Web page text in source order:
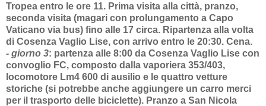
Tropea entro le ore 11. Prima visita alla città, pranzo,
seconda visita (magari con prolungamento a Capo
Vaticano via bus) fino alle 17 circa. Ripartenza alla volta
di Cosenza Vaglio Lise, con arrivo entro le 20:30. Cena.
- giorno 3: partenza alle 8:00 da Cosenza Vaglio Lise con
convoglio FC, composto dalla vaporiera 353/403,
locomotore Lm4 600 di ausilio e le quattro vetture
storiche (si potrebbe anche aggiungere un carro merci
per il trasporto delle biciclette). Pranzo a San Nicola